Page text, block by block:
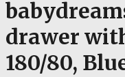
drawer
180/80,